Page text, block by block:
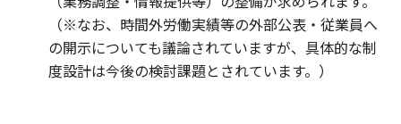
（※なお、時間外労働実績等の外部公表・従業員へ
の開示についても議論されていますが、具体的な制
度設計は今後の検討課題とされています。）